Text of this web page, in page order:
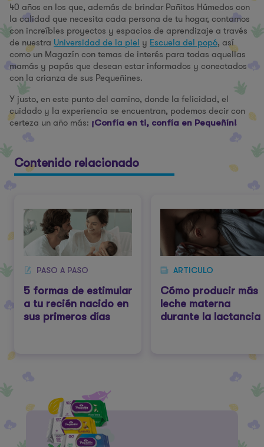
40 años en los que, además de brindar Pañitos Húmedos con
la calidad que necesita cada persona de tu hogar, contamos
con increíbles proyectos y espacios de aprendizaje a través
de nuestra Universidad de la piel y Escuela del popó, así
como un Magazín con temas de interés para todas aquellas
mamás y papás que desean estar informados y conectados
con la crianza de sus Pequeñines.
Y justo, en este punto del camino, donde la felicidad, el
cuidado y la experiencia se encuentran, podemos decir con
certeza un año más: ¡Confía en ti, confía en Pequeñín!
Contenido relacionado
PASO A PASO
5 formas de estimular
a tu recién nacido en
sus primeros días
ARTICULO
Cómo producir más
leche materna
durante la lactancia